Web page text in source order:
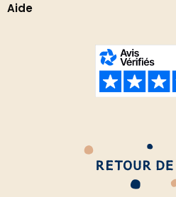
Aide